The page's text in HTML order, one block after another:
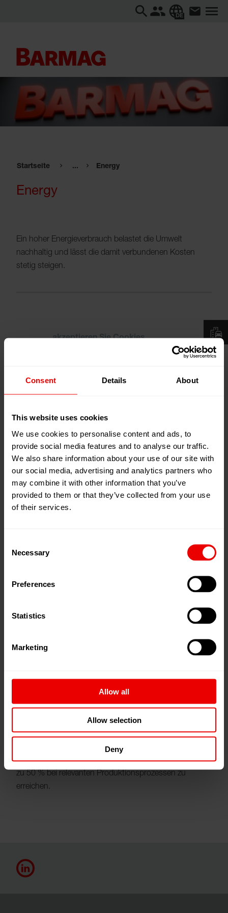
Consent Details About
This website uses cookies
We use cookies to personalise content and ads, to
provide social media features and to analyse our traffic.
We also share information about your use of our site with
our social media, advertising and analytics partners who
may combine it with other information that you’ve
provided to them or that they’ve collected from your use
of their services.
Selection
Necessary
Preferences
Statistics
Marketing
Allow all
Allow selection
Deny
DE
Startseite ... Energy
Energy
Ein hoher Energieverbrauch belastet die Umwelt
nachhaltig und lässt die damit verbundenen Kosten
stetig steigen.
Bitteakzeptieren Sie Cookiesum das Video
Mit hervorragendem Engineering und Erfahrung in allen
für die Textilproduktion relevanten Prozessen sind wir in
der Lage, Maschinen zu entwickeln, die beides
erreichen: Umweltschutz und Kostenoptimierung.
Bereits zu Beginn dieses Jahrtausends haben wir
Entwicklung neuer Komponenten, Maschinen und
Potentiale für eine energiereduzierte Textilproduktion
finden sich über die gesamte textile
Diese wurden und werden von unseren Ingenieuren in
Forschung und Entwicklung systematisch offen gelegt
und genutzt.
So ist es bereits heute durch den konsequenten Einsatz
der gewonnenen Erkenntnisse möglich, mit Maschinen
von Barmag und Neumag Energieeinsparungen von bis
zu 50 % bei relevanten Produktionsprozessen zu
erreichen.